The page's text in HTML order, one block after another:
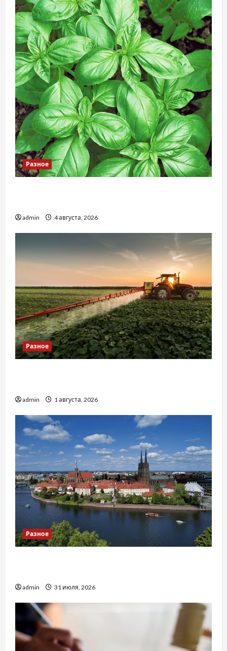
Разное
admin 4 августа, 2026
Разное
admin 1 августа, 2026
Разное
admin 31 июля, 2026